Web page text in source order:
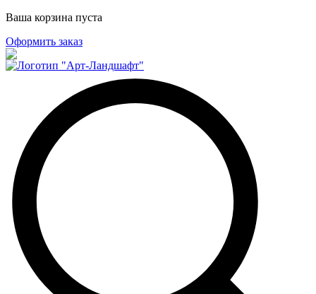
Ваша корзина пуста
Оформить заказ